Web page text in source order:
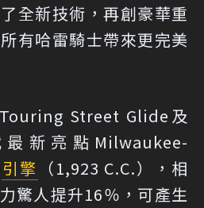
全新技術，再創豪華重
有哈雷騎士帶來更完美
Street Glide及
新亮點Milwaukee-
引擎
（1,923 C.C.），相
驚人提升16％，可產生